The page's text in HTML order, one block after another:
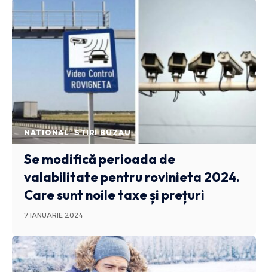
NATIONAL STIRI BUZAU
Se modifică perioada de
valabilitate pentru rovinieta 2024.
Care sunt noile taxe și prețuri
7 IANUARIE 2024